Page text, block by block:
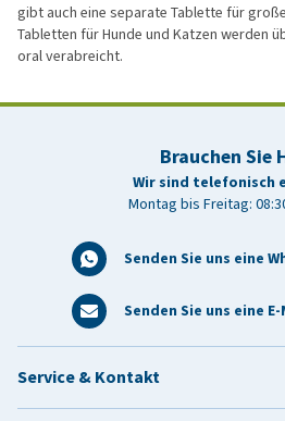
gibt auch eine separate Tablette für
Tabletten für Hunde und Katzen werden
oral verabreicht.
Brauchen Sie
Wir sind telefonisch
Montag bis Freitag:
Senden Sie uns eine
Senden Sie uns eine
Service & Kontakt